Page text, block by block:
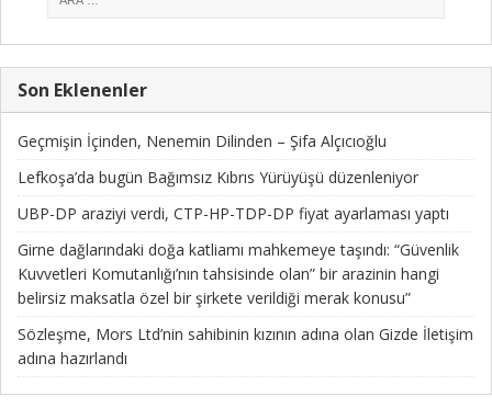
Son Eklenenler
Geçmişin İçinden, Nenemin Dilinden – Şifa Alçıcıoğlu
Lefkoşa’da bugün Bağımsız Kıbrıs Yürüyüşü düzenleniyor
UBP-DP araziyi verdi, CTP-HP-TDP-DP fiyat ayarlaması yaptı
Girne dağlarındaki doğa katliamı mahkemeye taşındı: “Güvenlik
Kuvvetleri Komutanlığı’nın tahsisinde olan” bir arazinin hangi
belirsiz maksatla özel bir şirkete verildiği merak konusu”
Sözleşme, Mors Ltd’nin sahibinin kızının adına olan Gizde İletişim
adına hazırlandı